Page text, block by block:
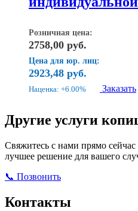
Розничная цена:
2758,00 руб.
Цена для юр. лиц:
2923,48 руб.
Наценка: +6.00% Заказать
Другие услуги
Свяжитесь с нами прямо
лучшее решение для вашего
📞 Позвонить
Контакты